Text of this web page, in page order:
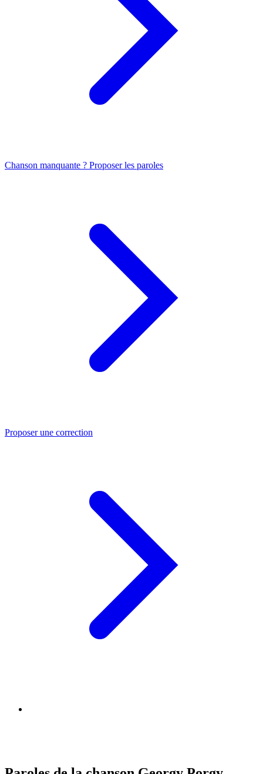
Chanson manquante ? Proposer les paroles
Proposer une correction